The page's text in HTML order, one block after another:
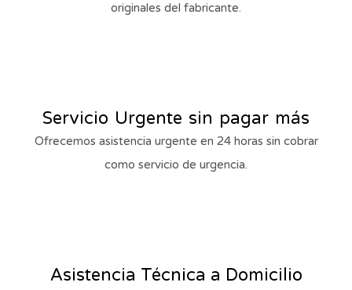
originales del fabricante.
Servicio Urgente sin pagar más
Ofrecemos asistencia urgente en 24 horas sin cobrar
como servicio de urgencia.
Asistencia Técnica a Domicilio